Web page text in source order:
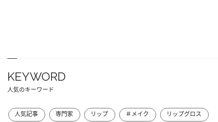
KEYWORD
人気のキーワード
人気記事 専門家 リップ ＃メイク
リップグロス